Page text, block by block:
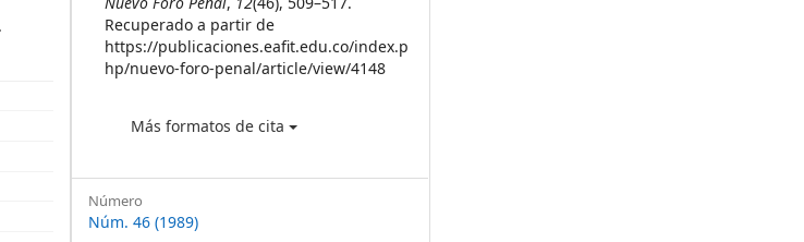
Recuperado a partir de
https://publicaciones.eafit.edu.co/index.p
hp/nuevo-foro-penal/article/view/4148
Más formatos de cita
Número
Núm. 46 (1989)